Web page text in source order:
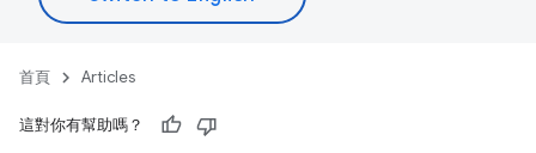
首頁 Articles
這對你有幫助嗎？